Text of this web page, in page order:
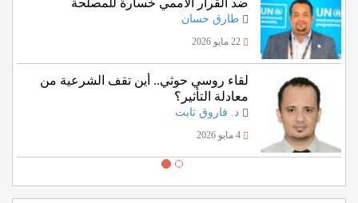
ضد القرار الأممي خسارة للمصلحة
اليمنية؟
طارق حسان
22 مايو 2026
لقاء روسي حوثي.. أين تقف الشرعية من
معادلة التأثير؟
د. فاروق ثابت
4 مايو 2026